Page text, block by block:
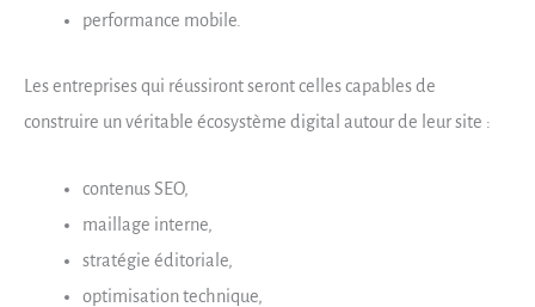
performance mobile.
Les entreprises qui réussiront seront celles capables de
construire un véritable écosystème digital autour de leur site :
contenus SEO,
maillage interne,
stratégie éditoriale,
optimisation technique,